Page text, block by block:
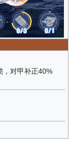
，对甲补正40%